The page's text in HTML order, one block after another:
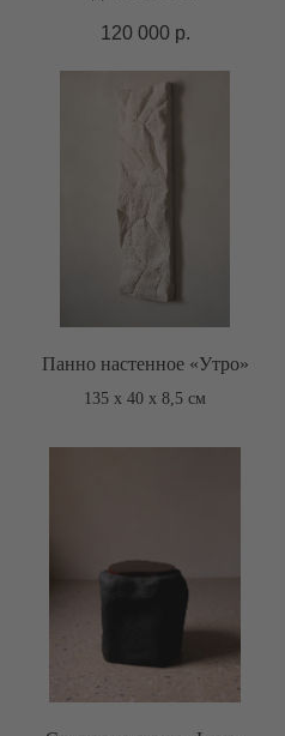
120 000 р.
Панно настенное «Утро»
135 х 40 х 8,5 см